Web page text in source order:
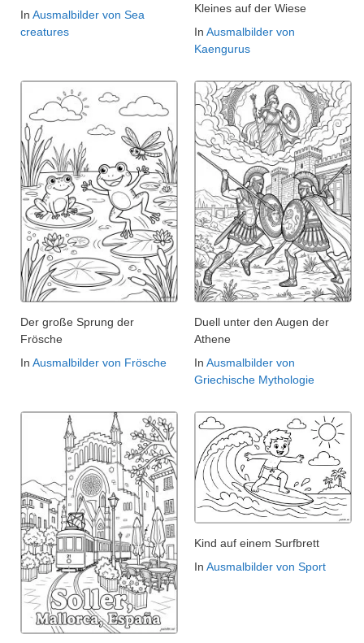
In Ausmalbilder von Sea
creatures
Kleines auf der Wiese
In Ausmalbilder von
Kaengurus
Der große Sprung der
Frösche
In Ausmalbilder von Frösche
Duell unter den Augen der
Athene
In Ausmalbilder von
Griechische Mythologie
Kind auf einem Surfbrett
In Ausmalbilder von Sport